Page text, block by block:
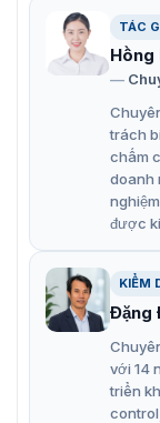
Tính năng nổi
H.265Công
H.264
lược mã hóa
thông minh
kiệm đáng
Sự bảo
chắc chắn,
bụi.Hỗ trợ ±
có thể hoạt
khắc nghiệt
Với phạm vi
máy ảnh có
ngoài trời
TÁC
Hồng
trách
chấm
doanh
được
KIỂM
Đặng
với 14
triển